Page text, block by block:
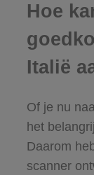
Hoe
Italië
Of je nu
het
Daarom
scanner